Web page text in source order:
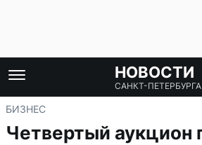
НОВОСТИ
САНКТ-ПЕТЕРБУРГА
БИЗНЕС
Четвертый аукцион